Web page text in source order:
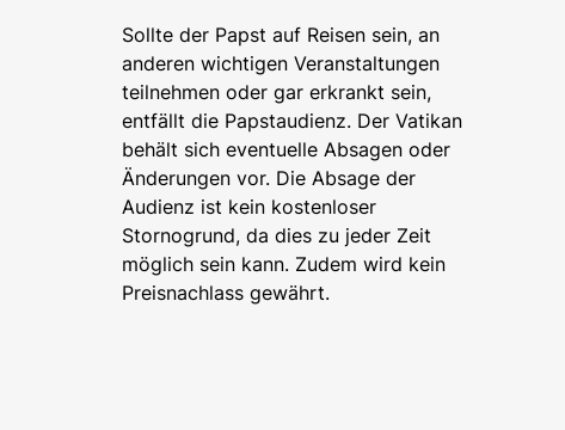
Sollte der Papst auf Reisen sein, an
anderen wichtigen Veranstaltungen
teilnehmen oder gar erkrankt sein,
entfällt die Papstaudienz. Der Vatikan
behält sich eventuelle Absagen oder
Änderungen vor. Die Absage der
Audienz ist kein kostenloser
Stornogrund, da dies zu jeder Zeit
möglich sein kann. Zudem wird kein
Preisnachlass gewährt.